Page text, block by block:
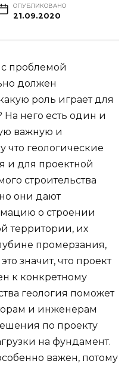
ОПУБЛИКОВАНО
21.09.2020
с проблемой
должен
роль играет для
На него есть один и
важную и
что геологические
и для проектной
строительства
они дают
о строении
территории, их
промерзания,
значит, что проект
к конкретному
геология поможет
и инженерам
по проекту
на фундамент.
важен, потому